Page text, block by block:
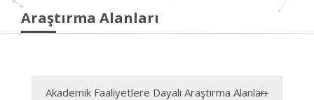
Araştırma Alanları
Akademik Faaliyetlere Dayalı Araştırma Alanları